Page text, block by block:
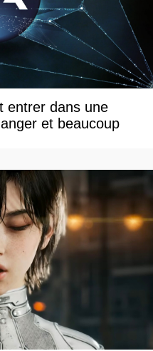
entrer dans une
et beaucoup